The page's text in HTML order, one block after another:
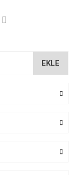
EKLE